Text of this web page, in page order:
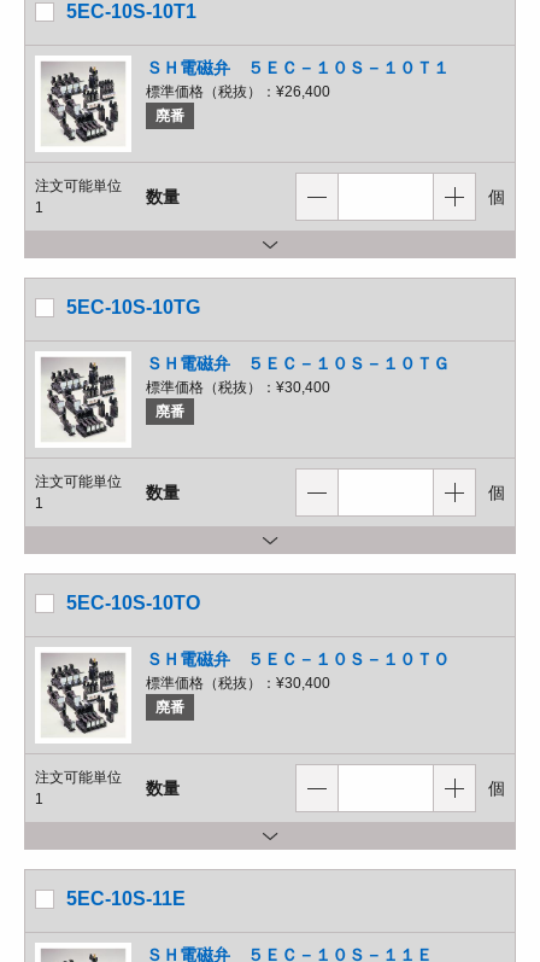
5EC-10S-10T1
ＳＨ電磁弁 ５ＥＣ－１０Ｓ－１０Ｔ１
標準価格（税抜）： ¥26,400
廃番
注文可能単位
1
数量 個
5EC-10S-10TG
ＳＨ電磁弁 ５ＥＣ－１０Ｓ－１０ＴＧ
標準価格（税抜）： ¥30,400
廃番
注文可能単位
1
数量 個
5EC-10S-10TO
ＳＨ電磁弁 ５ＥＣ－１０Ｓ－１０ＴＯ
標準価格（税抜）： ¥30,400
廃番
注文可能単位
1
数量 個
5EC-10S-11E
ＳＨ電磁弁 ５ＥＣ－１０Ｓ－１１Ｅ